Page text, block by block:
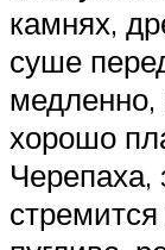
камнях,
суше
медленно,
хорошо
Черепаха,